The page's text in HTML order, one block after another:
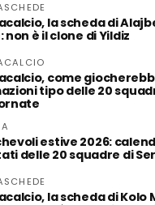
la scheda di
non è il clone di Yildiz
come
tipo delle 20
estive 2026:
delle 20 squadre di
la scheda di Kolo